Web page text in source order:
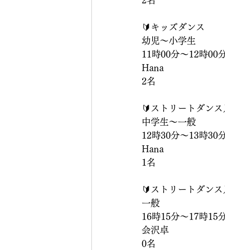
🔰キッズダンス
幼児〜小学生
11時00分〜12時00
Hana
2名
🔰ストリートダンス
中学生〜一般
12時30分〜13時30
Hana
1名
🔰ストリートダンス
一般
16時15分〜17時15
会沢卓
0名